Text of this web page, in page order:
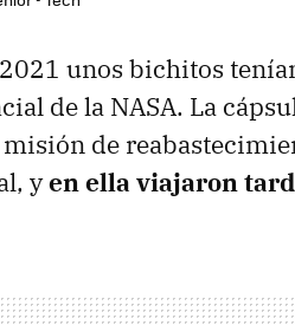
unos bichitos
de la NASA. La
de
yen ella viajaron